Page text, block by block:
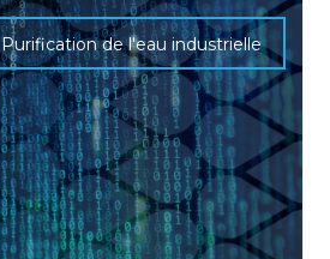
Purification de l'eau industrielle